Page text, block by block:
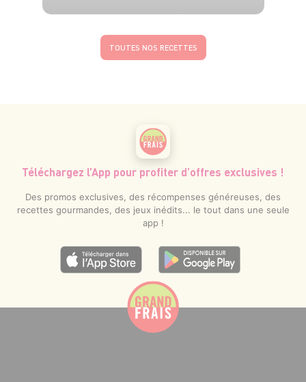
TOUTES NOS RECETTES
Téléchargez l’App pour profiter d’offres exclusives !
Des promos exclusives, des récompenses généreuses, des
recettes gourmandes, des jeux inédits... le tout dans une seule
app !